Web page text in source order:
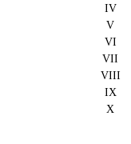
IV
V
VI
VII
VIII
IX
X